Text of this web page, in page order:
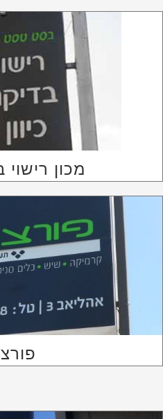
מכון